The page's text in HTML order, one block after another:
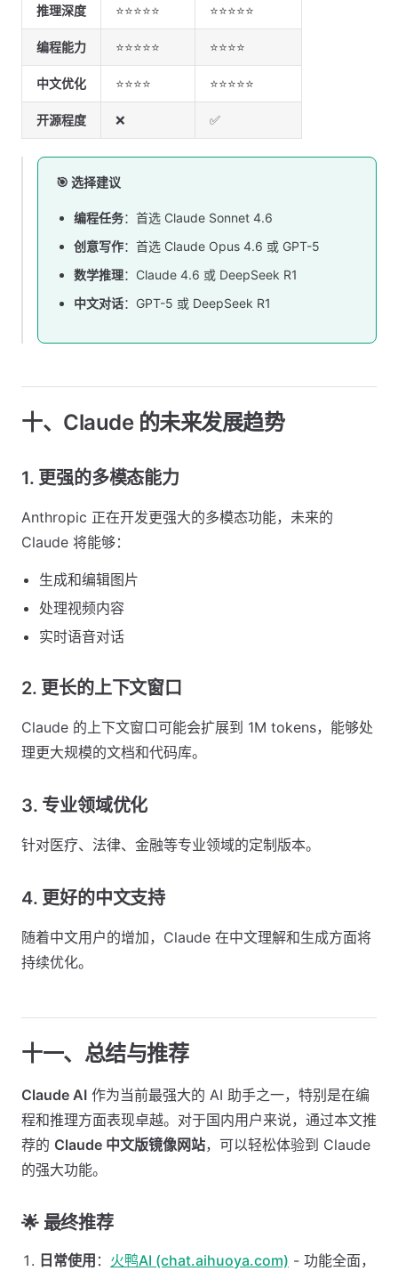
推理深度 ⭐⭐⭐⭐⭐ ⭐⭐⭐⭐⭐
编程能力 ⭐⭐⭐⭐⭐ ⭐⭐⭐⭐
中文优化 ⭐⭐⭐⭐ ⭐⭐⭐⭐⭐
开源程度 ❌ ✅
🎯 选择建议
编程任务：首选 Claude Sonnet 4.6
创意写作：首选 Claude Opus 4.6 或 GPT-5
数学推理：Claude 4.6 或 DeepSeek R1
中文对话：GPT-5 或 DeepSeek R1
十、Claude 的未来发展趋势
1. 更强的多模态能力
Anthropic 正在开发更强大的多模态功能，未来的
Claude 将能够：
生成和编辑图片
处理视频内容
实时语音对话
2. 更长的上下文窗口
Claude 的上下文窗口可能会扩展到 1M tokens，能够处
理更大规模的文档和代码库。
3. 专业领域优化
针对医疗、法律、金融等专业领域的定制版本。
4. 更好的中文支持
随着中文用户的增加，Claude 在中文理解和生成方面将
持续优化。
十一、总结与推荐
Claude AI 作为当前最强大的 AI 助手之一，特别是在编
程和推理方面表现卓越。对于国内用户来说，通过本文推
荐的 Claude 中文版镜像网站，可以轻松体验到 Claude
的强大功能。
🌟 最终推荐
日常使用 ： 火鸭AI (chat.aihuoya.com) - 功能全面，